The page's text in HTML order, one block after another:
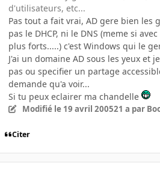
d'utilisateurs, etc...
Pas tout a fait vrai, AD gere bien les
pas le DHCP, ni le DNS (meme si
plus forts.....) c'est Windows qui le
J'ai un domaine AD sous les yeux et
pas ou specifier un partage
demande qu'a voir...
Si tu peux eclairer ma chandelle
Modifié le 19 avril 200521 a par
Citer